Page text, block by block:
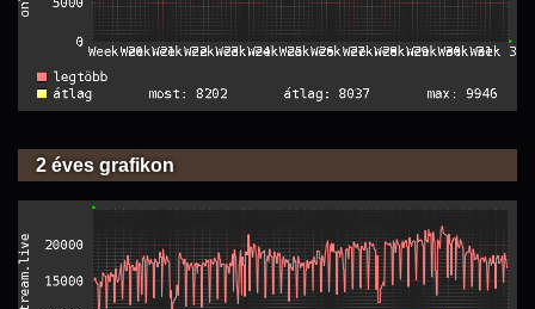
2 éves grafikon